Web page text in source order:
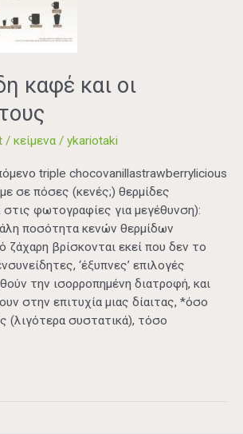
καφέ και οι
/ κείμενα / ykariotaki
triple chocovanillastrawberrylicious
σε πόσες (κενές;) θερμίδες
στις φωτογραφίες για μεγέθυνση):
ποσότητα κενών θερμίδων
ζάχαρη βρίσκονται εκεί που δεν το
‘έξυπνες’ επιλογές
την ισορροπημένη διατροφή, και
στην επιτυχία μιας δίαιτας, *όσο
(λιγότερα συστατικά), τόσο